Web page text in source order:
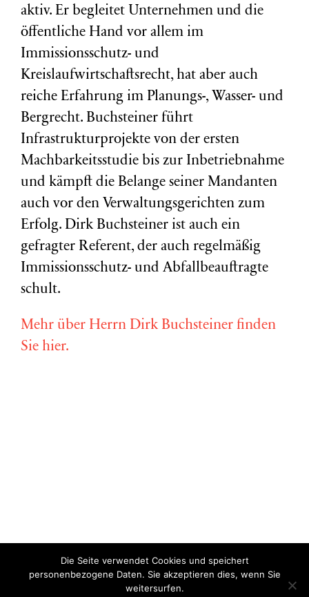
aktiv. Er begleitet Unternehmen und die
öffentliche Hand vor allem im
Immissionsschutz- und
Kreislaufwirtschaftsrecht, hat aber auch
reiche Erfahrung im Planungs-, Wasser- und
Bergrecht. Buchsteiner führt
Infrastrukturprojekte von der ersten
Machbarkeitsstudie bis zur Inbetriebnahme
und kämpft die Belange seiner Mandanten
auch vor den Verwaltungsgerichten zum
Erfolg. Dirk Buchsteiner ist auch ein
gefragter Referent, der auch regelmäßig
Immissionsschutz- und Abfallbeauftragte
schult.
Mehr über Herrn Dirk Buchsteiner finden
Sie hier.
Copyright © Miriam Vollmer 2018-2022 |Impressum|Datenschutz
Die Seite verwendet Cookies und speichert
personenbezogene Daten. Sie akzeptieren dies, wenn Sie
weitersurfen.